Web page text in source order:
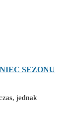
SEZONU
jednak